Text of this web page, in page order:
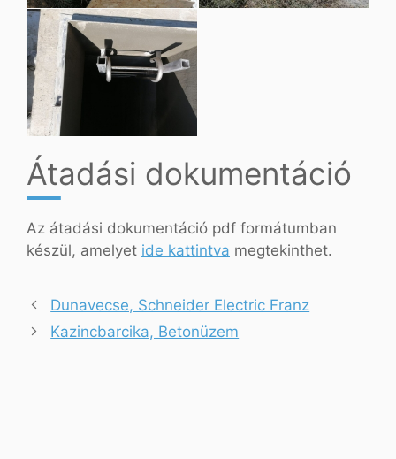
Átadási dokumentáció
Az átadási dokumentáció pdf formátumban
készül, amelyet ide kattintva megtekinthet.
Dunavecse, Schneider Electric Franz
Kazincbarcika, Betonüzem